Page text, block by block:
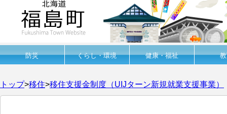
防災 くらし・環境 健康・福祉
トップ>移住>移住支援金制度（UIJターン新規就業支援事業）